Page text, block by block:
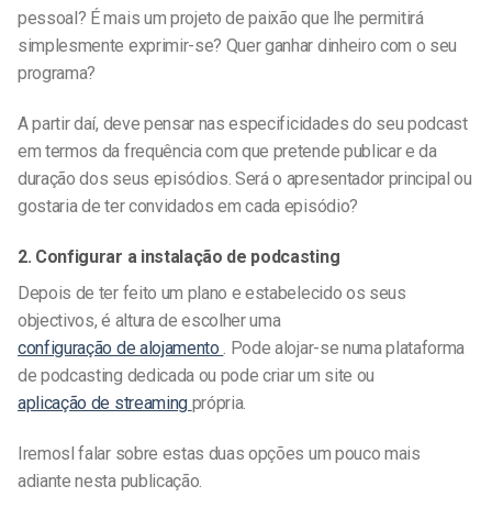
pessoal ? É mais um projeto de paixão que lhe permitirá
simplesmente exprimir-se? Quer ganhar dinheiro com o seu
programa?
A partir daí, deve pensar nas especificidades do seu podcast
em termos da frequência com que pretende publicar e da
duração dos seus episódios. Será o apresentador principal ou
gostaria de ter convidados em cada episódio?
2. Configurar a instalação de podcasting
Depois de ter feito um plano e estabelecido os seus
objectivos, é altura de escolher uma
configuração de alojamento . Pode alojar-se numa plataforma
de podcasting dedicada ou pode criar um site ou
aplicação de streaming própria.
Iremosl falar sobre estas duas opções um pouco mais
adiante nesta publicação.